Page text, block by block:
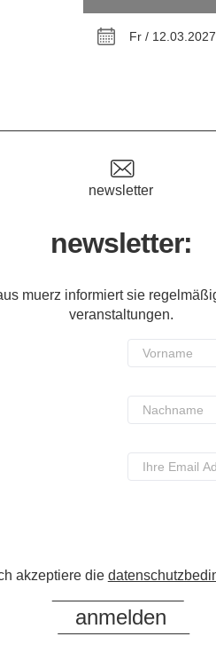
Fr / 12.03.2027
newsletter
newsletter:
muerz informiert sie
veranstaltungen.
akzeptiere die